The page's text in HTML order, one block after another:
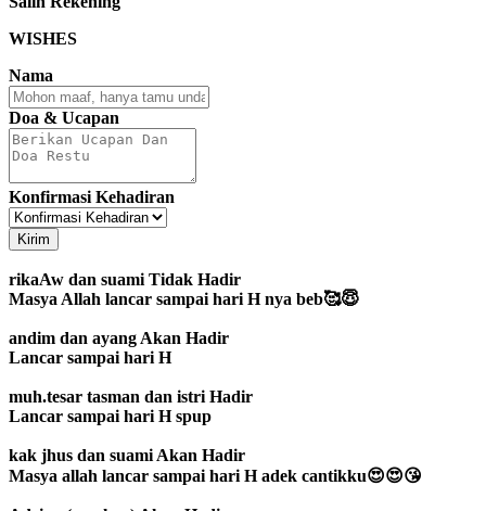
WISHES
Nama
Doa & Ucapan
Konfirmasi Kehadiran
Kirim
rikaAw dan suami Tidak Hadir
Masya Allah lancar sampai hari H nya beb🥰😇
andim dan ayang Akan Hadir
Lancar sampai hari H
muh.tesar tasman dan istri Hadir
Lancar sampai hari H spup
kak jhus dan suami Akan Hadir
Masya allah lancar sampai hari H adek cantikku😍😍😘